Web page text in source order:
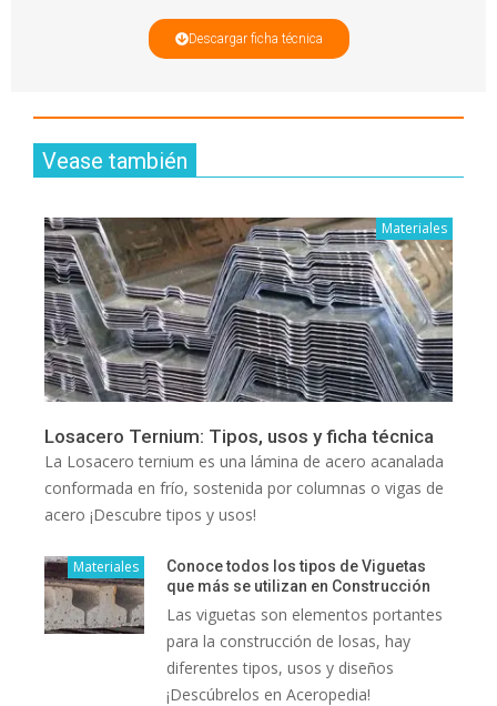
Descargar ficha técnica
Vease también
Materiales
Losacero Ternium: Tipos, usos y ficha técnica
La Losacero ternium es una lámina de acero acanalada
conformada en frío, sostenida por columnas o vigas de
acero ¡Descubre tipos y usos!
Materiales
Conoce todos los tipos de Viguetas
que más se utilizan en Construcción
Las viguetas son elementos portantes
para la construcción de losas, hay
diferentes tipos, usos y diseños
¡Descúbrelos en Aceropedia!